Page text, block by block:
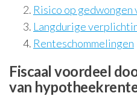
Risico op gedwongen
Langdurige
Renteschommelingen
Fiscaal voordeel
van